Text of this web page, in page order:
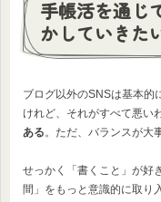
手帳活を通じ
かしていきた
ブログ以外のSNSは基本的
けれど、それがすべて悪い
ある。ただ、バランスが大事
せっかく「書くこと」が好
間」をもっと意識的に取り